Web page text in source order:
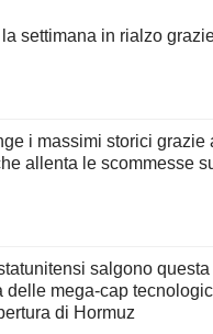
settimana in rialzo
i massimi storici grazie
allenta le scommesse
salgono questa
delle mega-cap
di Hormuz